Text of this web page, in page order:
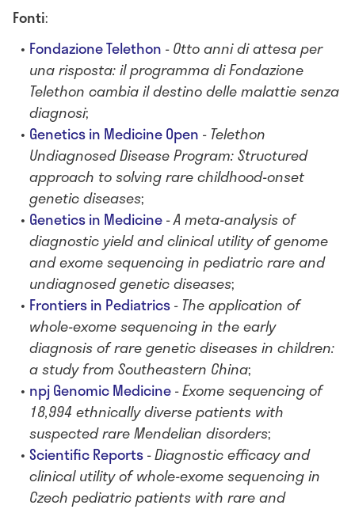
Fonti:
Fondazione Telethon -Otto anni di attesa per
una risposta: il programma di Fondazione
Telethon cambia il destino delle malattie senza
diagnosi;
Genetics in Medicine Open - Telethon
Undiagnosed Disease Program: Structured
approach to solving rare childhood-onset
genetic diseases;
Genetics in Medicine-A meta-analysis of
diagnostic yield and clinical utility of genome
and exome sequencing in pediatric rare and
undiagnosed genetic diseases;
Frontiers in Pediatrics- The application of
whole-exome sequencing in the early
diagnosis of rare genetic diseases in children:
a study from Southeastern China;
npj Genomic Medicine-Exome sequencing of
18,994 ethnically diverse patients with
suspected rare Mendelian disorders;
Scientific Reports-Diagnostic efficacy and
clinical utility of whole-exome sequencing in
Czech pediatric patients with rare and